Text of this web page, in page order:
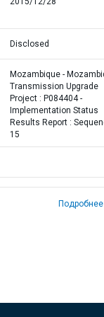
Disclosed
Mozambique -
Transmission Upgrade
Project : P084404 -
Implementation Status
Results Report :
15
Подробнее